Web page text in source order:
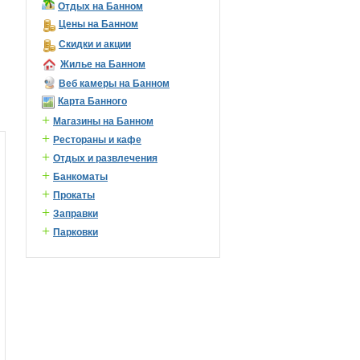
Отдых на Банном
Цены на Банном
Скидки и акции
Жилье на Банном
Веб камеры на Банном
Карта Банного
+ Магазины на Банном
+ Рестораны и кафе
+ Отдых и развлечения
+ Банкоматы
+ Прокаты
+ Заправки
+ Парковки